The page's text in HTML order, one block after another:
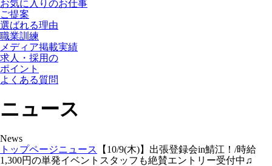
お気に入りのお仕事
ご提案
選ばれる理由
職業訓練
メディア掲載実績
求人・採用の
ポイント
よくある質問
ニュース
News
トップページニュース
【10/9(木)】出張登録会in鯖江！/時給
1,300円の単発イベントスタッフも絶賛エントリー受付中♫